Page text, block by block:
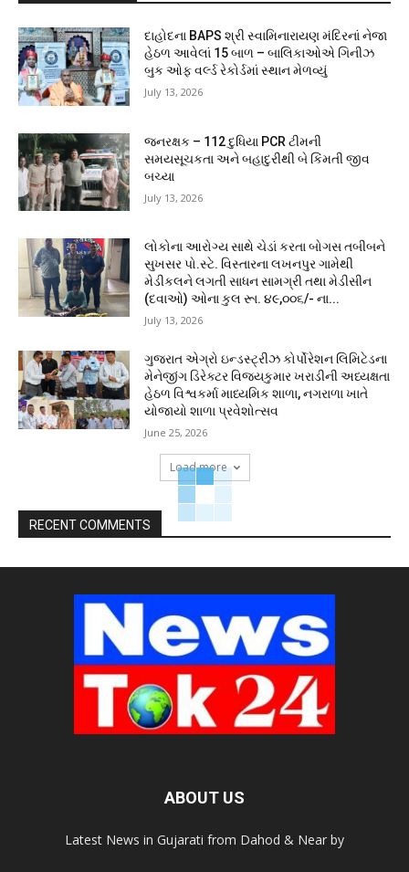
દાહોદના BAPS શ્રી સ્વામિનારાયણ મંદિરનાં નેજા
હેઠળ આવેલાં 15 બાળ – બાલિકાઓએ ગિનીઝ
બુક ઓફ વર્લ્ડ રેકોર્ડમાં સ્થાન મેળવ્યું
July 13, 2026
જનરક્ષક – 112 દુધિયા PCR ટીમની
સમયસૂચકતા અને બહાદુરીથી બે કિંમતી જીવ
બચ્યા
July 13, 2026
લોકોના આરોગ્ય સાથે ચેડાં કરતા બોગસ તબીબને
સુખસર પો.સ્ટે. વિસ્તારના લખનપુર ગામેથી
મેડીકલને લગતી સાધન સામગ્રી તથા મેડીસીન
(દવાઓ) ઓના કુલ રૂા. ૪૯,૦૦૬/- ના...
July 13, 2026
ગુજરાત એગ્રો ઇન્ડસ્ટ્રીઝ કોર્પોરેશન લિમિટેડના
મેનેજીંગ ડિરેક્ટર વિજયકુમાર ખરાડીની અધ્યક્ષતા
હેઠળ વિશ્વકર્મા માધ્યમિક શાળા, નગરાળા ખાતે
યોજાયો શાળા પ્રવેશોત્સવ
June 25, 2026
Load more
RECENT COMMENTS
ABOUT US
Latest News in Gujarati from Dahod & Near by